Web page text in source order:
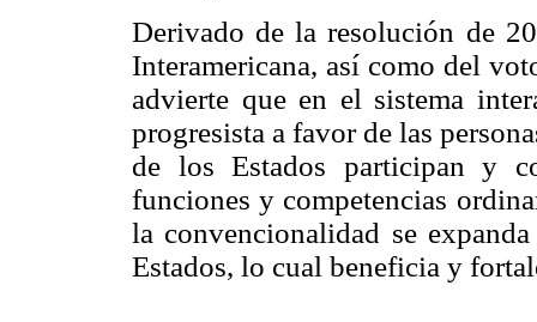
Derivado de la resolución de
Interamericana, así como del
advierte que en el sistema
progresista a favor de las
de los Estados participan y
funciones y competencias
la convencionalidad se
Estados, lo cual beneficia y